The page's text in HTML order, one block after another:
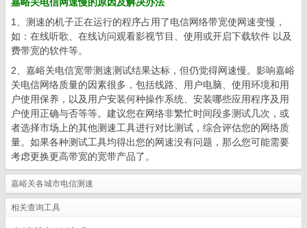
1、测速的机子正在运行的程序占用了电信网络带宽使网速变慢，
如：在线听歌、在线访问观看影视节目、使用或开启下载软件 以及
费带宽的软件等。
2、嘉峪关电信宽带测速测试结果达标，但仍觉得网速慢。影响嘉峪
关电信网络质量的因素很多，包括线路、用户电脑、使用环境和用
户使用保养，以及用户安装何种操作系统、安装哪些应用程序及用
户使用正确与否等等。建议您在网络非繁忙时间段多测试几次，或
者选择市场上的其他测速工具进行对比测试，综合评估您的网络质
量。如果各种测试工具均得出您的网速没有问题，那么您可能需要
考虑更换更高带宽的宽带产品了。
嘉峪关各城市电信测速
相关查询工具